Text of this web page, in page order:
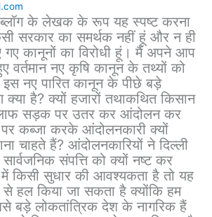
के लेखक के रूप यह स्पष्ट करना
सरकार का समर्थक नहीं हूं और न ही
गए कानूनों का विरोधी हूं। मैं अपने आप
वर्तमान नए कृषि कानून के तथ्यों को
इस नए पारित कानून के पीछे बड़े
है? क्यों हजारों तथाकथित किसान
सड़क पर उतर कर आंदोलन कर
कब्जा करके आंदोलनकारी क्यों
चाहते हैं? आंदोलनकारियों ने दिल्ली
संपत्ति को क्यों नष्ट कर
में किसी सुधार की आवश्यकता है तो यह
से हल किया जा सकता है क्योंकि हम
बड़े लोकतांत्रिक देश के नागरिक हैं